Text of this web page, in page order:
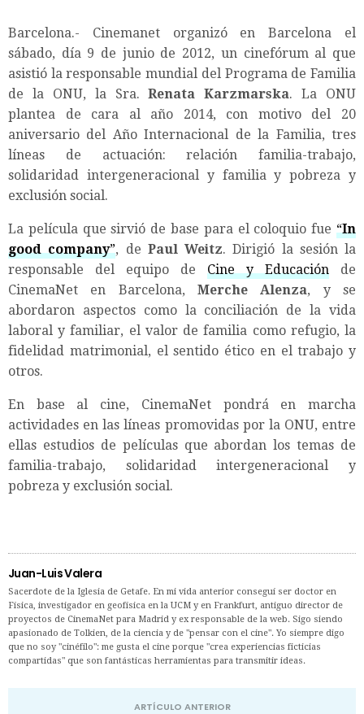
Barcelona.- Cinemanet organizó en Barcelona el
sábado, día 9 de junio de 2012, un cinefórum al que
asistió la responsable mundial del Programa de Familia
de la ONU, la Sra.Renata Karzmarska. La ONU
plantea de cara al año 2014, con motivo del 20
aniversario del Año Internacional de la Familia, tres
líneas de actuación: relación familia-trabajo,
solidaridad intergeneracional y familia y pobreza y
exclusión social.
La película que sirvió de base para el coloquio fue “In
good company”, de Paul Weitz. Dirigió la sesión la
responsable del equipo de Cine y Educación de
CinemaNet en Barcelona, Merche Alenza, y se
abordaron aspectos como la conciliación de la vida
laboral y familiar, el valor de familia como refugio, la
fidelidad matrimonial, el sentido ético en el trabajo y
otros.
En base al cine, CinemaNet pondrá en marcha
actividades en las líneas promovidas por la ONU, entre
ellas estudios de películas que abordan los temas de
familia-trabajo, solidaridad intergeneracional y
pobreza y exclusión social.
Juan-Luis Valera
Sacerdote de la Iglesia de Getafe. En mi vida anterior conseguí ser doctor en
Física, investigador en geofísica en la UCM y en Frankfurt, antiguo director de
proyectos de CinemaNet para Madrid y ex responsable de la web. Sigo siendo
apasionado de Tolkien, de la ciencia y de "pensar con el cine". Yo siempre digo
que no soy "cinéfilo": me gusta el cine porque "crea experiencias ficticias
compartidas" que son fantásticas herramientas para transmitir ideas.
ARTÍCULO ANTERIOR